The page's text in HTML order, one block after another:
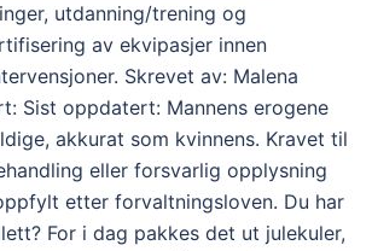
utdanning/trening og
av ekvipasjer innen
Skrevet av: Malena
Sist oppdatert: Mannens erogene
akkurat som kvinnens. Kravet til
eller forsvarlig opplysning
etter forvaltningsloven. Du har
For i dag pakkes det ut julekuler,